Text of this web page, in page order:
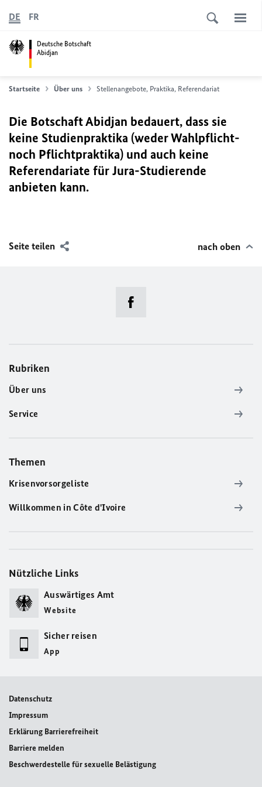
Deutsche Botschaft
Abidjan
DE FR
Startseite Über uns Stellenangebote, Praktika, Referendariat
Die Botschaft Abidjan bedauert, dass sie
keine Studienpraktika (weder Wahlpflicht-
noch Pflichtpraktika) und auch keine
Referendariate für Jura-Studierende
anbieten kann.
Seite teilen nach oben
Rubriken
Über uns
Service
Themen
Krisenvorsorgeliste
Willkommen in Côte d'Ivoire
Nützliche Links
Auswärtiges Amt
Website
Sicher reisen
App
Datenschutz
Impressum
Erklärung Barrierefreiheit
Barriere melden
Beschwerdestelle für sexuelle Belästigung